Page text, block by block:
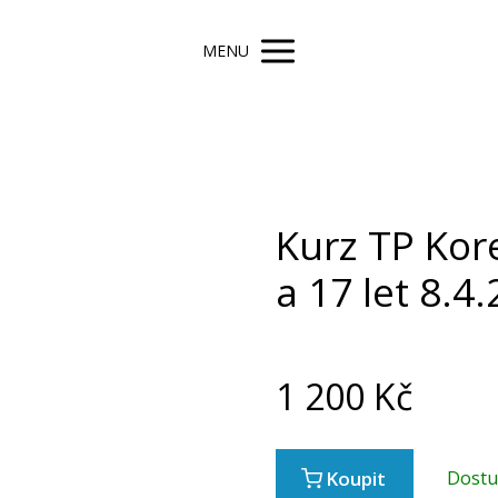
MENU
Kurz TP
a 17 let
1 200 Kč
Koupit